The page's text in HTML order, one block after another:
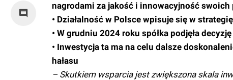
nagrodami za jakość i innowacyjność
• Działalność w Polsce wpisuje się w
• W grudniu 2024 roku spółka podjęła
• Inwestycja ta ma na celu dalsze
hałasu
– Skutkiem wsparcia jest zwiększona skala